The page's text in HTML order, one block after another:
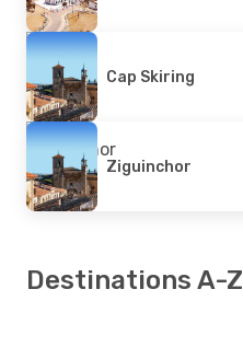
Cap Skiring
Ziguinchor
Destinations A-Z